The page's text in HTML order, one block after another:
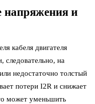
напряжения и
кабеля двигателя
следовательно, на
недостаточно толстый
потери I2R и снижает
может уменьшить